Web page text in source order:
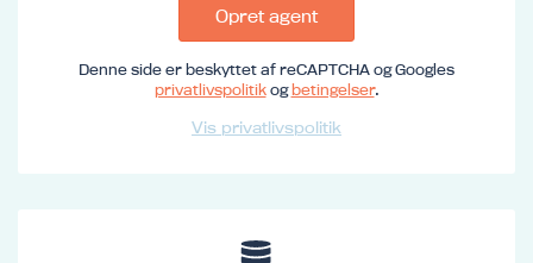
Opret agent
Denne side er beskyttet af reCAPTCHA og Googles
privatlivspolitikogbetingelser.
Vis privatlivspolitik